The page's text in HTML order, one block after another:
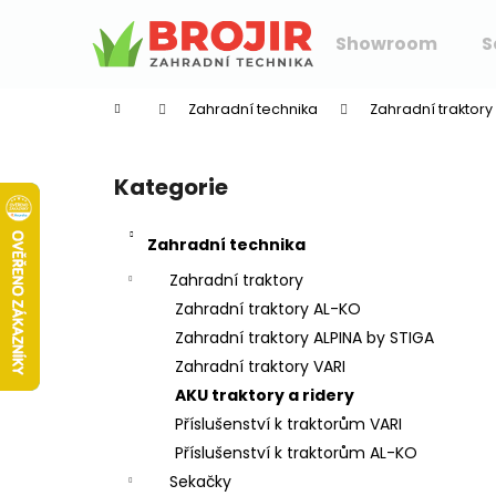
Showroom
Zahradní technika Zahradní traktory
Přeskočit
kategorie
Kategorie
Zahradní technika
Zahradní traktory
Zahradní traktory AL-KO
Zahradní traktory ALPINA by STIGA
Zahradní traktory VARI
AKU traktory a ridery
Příslušenství k traktorům VARI
Příslušenství k traktorům AL-KO
Sekačky
Zpět
Zpět